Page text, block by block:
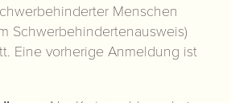
Menschen
Schwerbehindertenausweis)
Eine vorherige Anmeldung ist